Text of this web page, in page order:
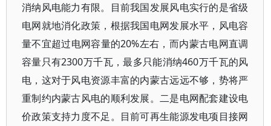
消纳风电能力有限。目前我国发展风电实行的是省级
电网就地消化政策，根据我国电网发展水平，风电容
量不宜超过电网容量的20%左右，而内蒙古电网直调
容量只有2300万千瓦，最多只能消纳460万千瓦的风
电，这对于风电资源丰富的内蒙古远远不够，势将严
重制约内蒙古风电的顺利发展。二是电网配套建设电
价政策支持力度不足。目前可再生能源发电项目接网